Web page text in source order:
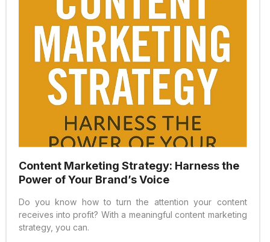
Content Marketing Strategy: Harness the
Power of Your Brand’s Voice
Do you know how to turn the attention your content
receives into profit? With a meaningful content marketing
strategy, you can.